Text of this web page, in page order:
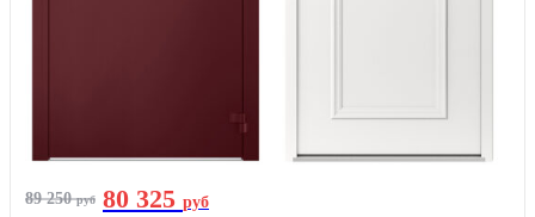
89 250руб 80 325 руб